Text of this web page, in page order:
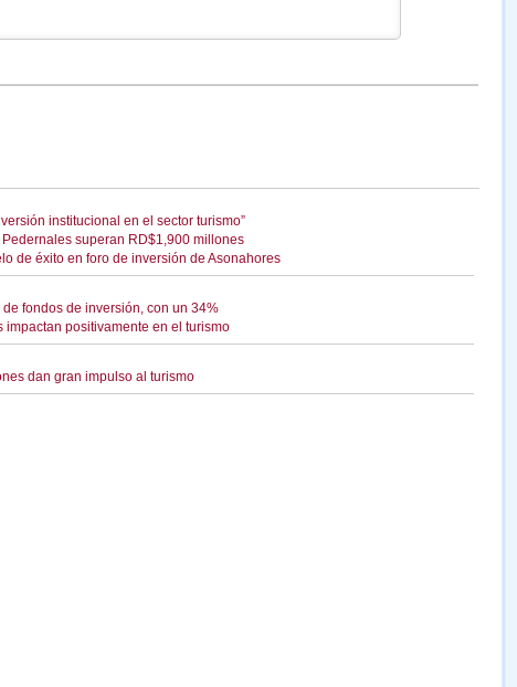
institucional en el sector turismo”
superan RD$1,900 millones
de éxito en foro de inversión de Asonahores
fondos de inversión, con un 34%
impactan positivamente en el turismo
dan gran impulso al turismo